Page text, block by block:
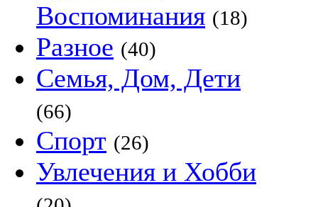
Воспоминания (18)
Разное (40)
Семья, Дом, Дети
(66)
Спорт (26)
Увлечения и Хобби